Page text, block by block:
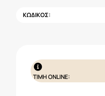
ΚΩΔΙΚΟΣ:
ΤΙΜΗ ONLINE: